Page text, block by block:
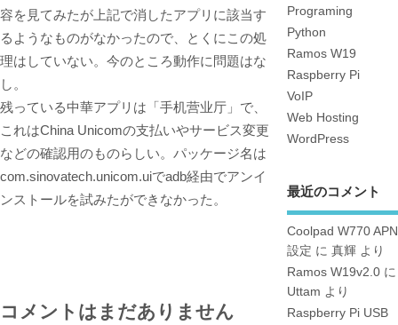
容を見てみたが上記で消したアプリに該当す
るようなものがなかったので、とくにこの処
理はしていない。今のところ動作に問題はな
し。
残っている中華アプリは「手机营业厅」で、
これはChina Unicomの支払いやサービス変更
などの確認用のものらしい。パッケージ名は
com.sinovatech.unicom.uiでadb経由でアンイ
ンストールを試みたができなかった。
コメントはまだありません
Programing
Python
Ramos W19
Raspberry Pi
VoIP
Web Hosting
WordPress
最近のコメント
Coolpad W770 APN
設定 に 真輝より
Ramos W19v2.0に
Uttam より
Raspberry Pi USB